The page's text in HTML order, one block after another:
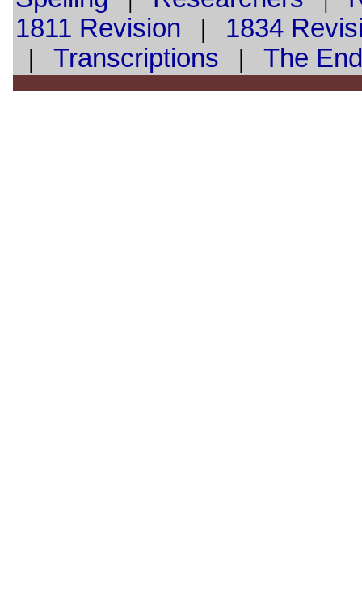
1811 Revision | 1834
| Transcriptions | The End